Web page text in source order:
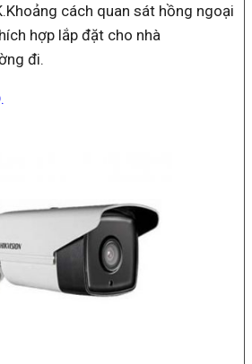
cách quan sát hồng ngoại
hợp lắp đặt cho nhà
đi.